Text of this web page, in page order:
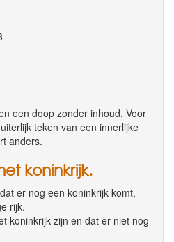
een doop zonder inhoud. Voor
teken van een innerlijke
anders.
koninkrijk.
er nog een koninkrijk komt,
rijk.
koninkrijk zijn en dat er niet nog